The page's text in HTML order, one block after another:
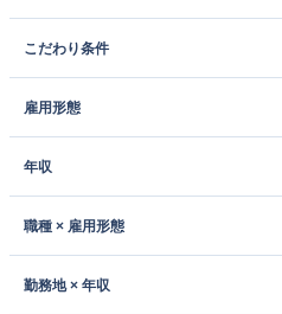
こだわり条件
雇用形態
年収
職種 × 雇用形態
勤務地 × 年収